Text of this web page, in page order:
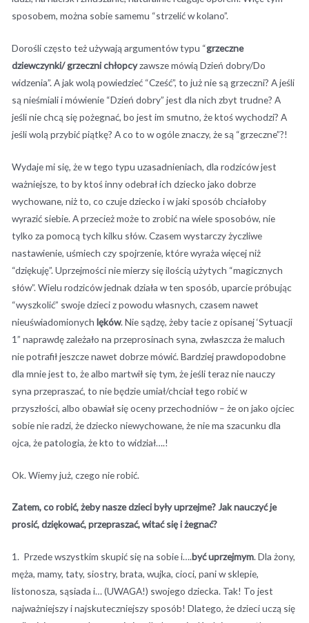
sposobem, można sobie samemu “strzelić w kolano”.
Dorośli często też używają argumentów typu “grzeczne
dziewczynki/ grzecznichłopcyzawsze mówią Dzień dobry/Do
widzenia”. A jak wolą powiedzieć “Cześć”, to już nie są grzeczni? A jeśli
są nieśmiali i mówienie “Dzień dobry” jest dla nich zbyt trudne? A
jeśli nie chcą się pożegnać, bo jest im smutno, że ktoś wychodzi? A
jeśli wolą przybić piątkę? A co to w ogóle znaczy, że są “grzeczne”?!
Wydaje mi się, że w tego typu uzasadnieniach, dla rodziców jest
ważniejsze, to by ktoś inny odebrał ich dziecko jako dobrze
wychowane, niż to, co czuje dziecko i w jaki sposób chciałoby
wyrazić siebie. A przecież może to zrobić na wiele sposobów, nie
tylko za pomocą tych kilku słów. Czasem wystarczy życzliwe
nastawienie, uśmiech czy spojrzenie, które wyraża więcej niż
“dziękuję”. Uprzejmości nie mierzy się ilością użytych “magicznych
słów”. Wielu rodziców jednak działa w ten sposób, uparcie próbując
“wyszkolić” swoje dzieci z powodu własnych, czasem nawet
nieuświadomionychlęków. Nie sądzę, żeby tacie z opisanej ‘Sytuacji
1” naprawdę zależało na przeprosinach syna, zwłaszcza że maluch
nie potrafił jeszcze nawet dobrze mówić. Bardziej prawdopodobne
dla mnie jest to, że albo martwił się tym, że jeśli teraz nie nauczy
syna przepraszać, to nie będzie umiał/chciał tego robić w
przyszłości, albo obawiał się oceny przechodniów – że on jako ojciec
sobie nie radzi, że dziecko niewychowane, że nie ma szacunku dla
ojca, że patologia, że kto to widział….!
Ok. Wiemy już, czego nie robić.
Zatem, co robić, żeby nasze dzieci były uprzejme? Jak nauczyć je
prosić,dziękować, przepraszać, witać się i żegnać?
1. Przede wszystkim skupić się na sobie i….być uprzejmym. Dla żony,
męża, mamy, taty, siostry, brata, wujka, cioci, pani w sklepie,
listonosza, sąsiada i… (UWAGA!) swojego dziecka. Tak! To jest
najważniejszy i najskuteczniejszy sposób! Dlatego, że dzieci uczą się